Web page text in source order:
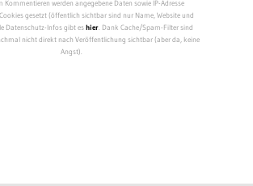
Kommentieren werden angegebene Daten sowie IP-Adresse
gesetzt (öffentlich sichtbar sind nur Name, Website und
Datenschutz-Infos gibt eshier. Dank Cache/Spam-Filter sind
nicht direkt nach Veröffentlichung sichtbar (aber da, keine
Angst).